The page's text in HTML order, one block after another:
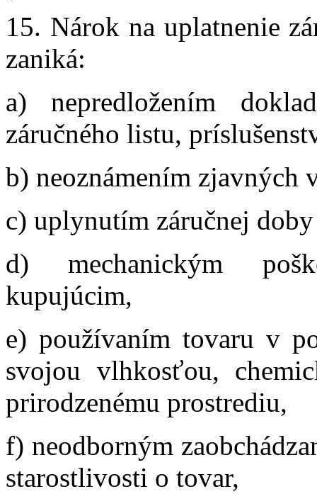
15. Nárok na uplatnenie
zaniká:
a) nepredložením
záručného listu,
b) neoznámením zjavných
c) uplynutím záručnej
d) mechanickým
kupujúcim,
e) používaním tovaru v
svojou vlhkosťou,
prirodzenému prostrediu,
f) neodborným
starostlivosti o tovar,